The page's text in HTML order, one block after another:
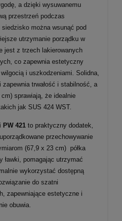
a dzięki wysuwanemu
przestrzeń podczas
można wsunąć pod
utrzymanie porządku w
jest z trzech lakierowanych
co zapewnia estetyczny
i uszkodzeniami. Solidna,
zapewnia trwałość i stabilność, a
sprawiają, że idealnie
jak SUS 424 WST.
PW 421 to praktyczny dodatek,
przechowywanie
(67,9 x 23 cm) półka
ławki, pomagając utrzymać
wykorzystać dostępną
do szatni
zapewniające estetyczne i
obuwia.